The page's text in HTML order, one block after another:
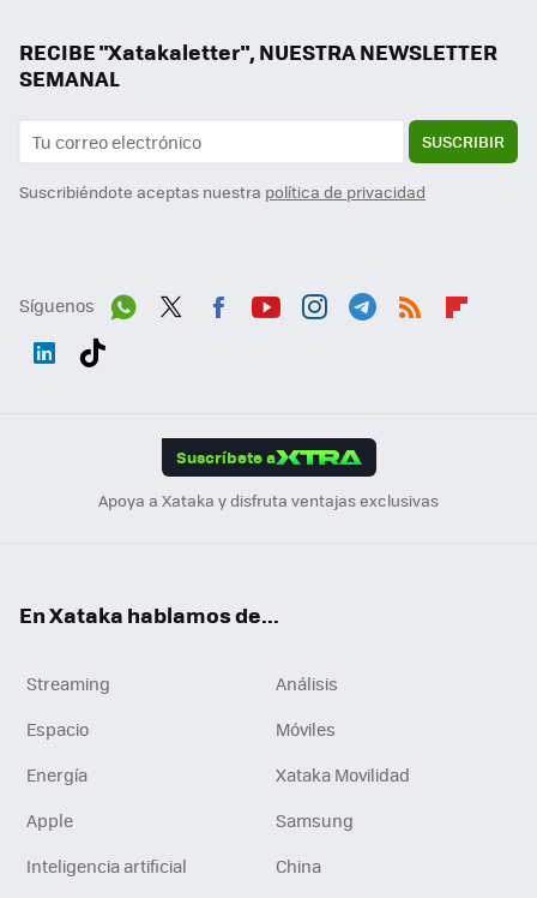
RECIBE "Xatakaletter", NUESTRA NEWSLETTER
SEMANAL
SUSCRIBIR
Suscribiéndote aceptas nuestra política de privacidad
Síguenos
Suscríbete a
Apoya a Xataka y disfruta ventajas exclusivas
En Xataka hablamos de...
Streaming
Análisis
Espacio
Móviles
Energía
Xataka Movilidad
Apple
Samsung
Inteligencia artificial
China